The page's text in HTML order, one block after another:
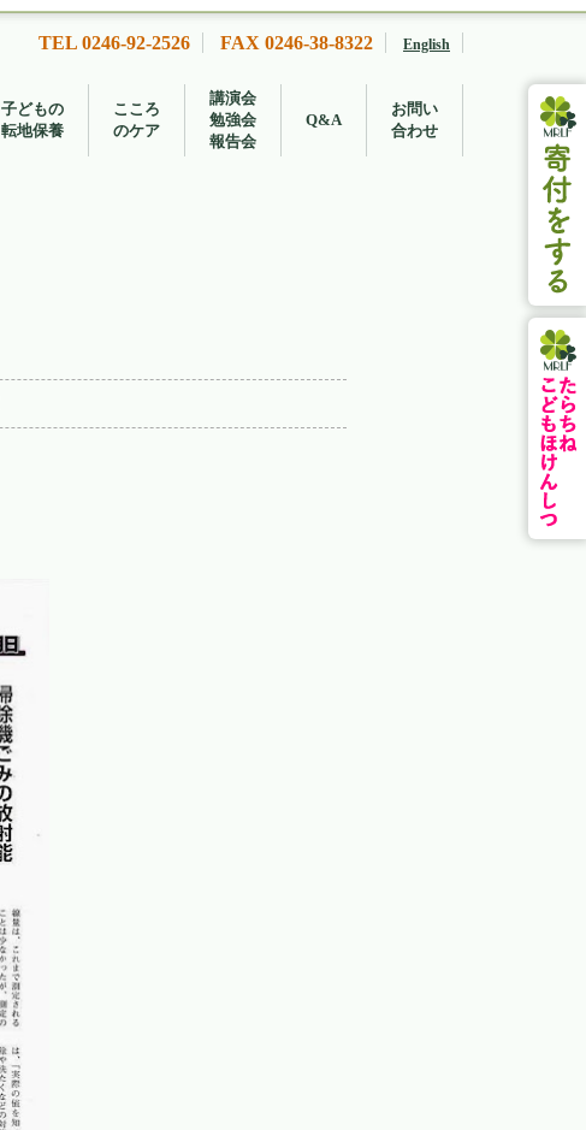
TEL 0246-92-2526 FAX 0246-38-8322 English
子どもの
転地保養
こころ
のケア
講演会
勉強会
報告会
Q&A
お問い
合わせ